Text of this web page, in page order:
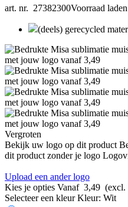
art. nr. 27382300Voorraad laden
(deels) gerecycled
Vergroten
Bekijk uw logo op dit product
dit product zonder je logo
Upload een ander logo
Kies je opties Vanaf 3,49 (excl.
Selecteer een kleur Kleur: Wit